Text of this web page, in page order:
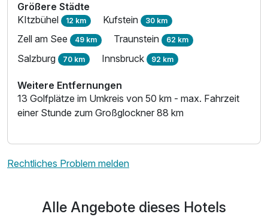
Größere Städte
KItzbühel 12 km Kufstein 30 km
Zell am See 49 km Traunstein 62 km
Salzburg 70 km Innsbruck 92 km
Weitere Entfernungen
13 Golfplätze im Umkreis von 50 km - max. Fahrzeit
einer Stunde zum Großglockner 88 km
Rechtliches Problem melden
Alle Angebote dieses Hotels